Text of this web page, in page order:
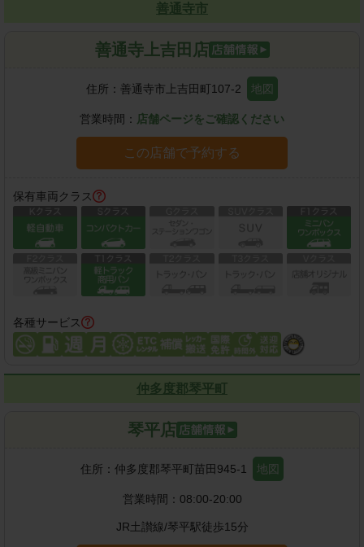
善通寺市
善通寺上吉田店
住所： 善通寺市上吉田町107-2 地図
営業時間： 店舗ページをご確認ください
この店舗で予約する
保有車両クラス
各種サービス
仲多度郡琴平町
琴平店
住所： 仲多度郡琴平町苗田945-1 地図
営業時間： 08:00-20:00
JR土讃線/琴平駅徒歩15分